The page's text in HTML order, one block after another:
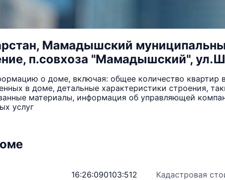
Мамадышский
п.совхоза "Мамадышский",
о доме, включая: общее количество квартир
в доме, детальные характеристики строения,
материалы, информация об управляющей
услуг
16:26:090103:512 Кадастровая